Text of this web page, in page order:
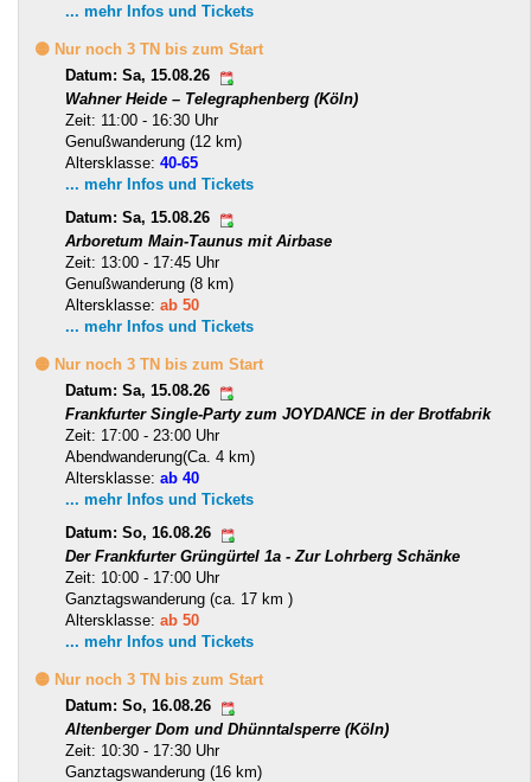
... mehr Infos und Tickets
🟡 Nur noch 3 TN bis zum Start
Datum: Sa, 15.08.26
Wahner Heide – Telegraphenberg (Köln)
Zeit: 11:00 - 16:30 Uhr
Genußwanderung (12 km)
Altersklasse: 40-65
... mehr Infos und Tickets
Datum: Sa, 15.08.26
Arboretum Main-Taunus mit Airbase
Zeit: 13:00 - 17:45 Uhr
Genußwanderung (8 km)
Altersklasse: ab 50
... mehr Infos und Tickets
🟡 Nur noch 3 TN bis zum Start
Datum: Sa, 15.08.26
Frankfurter Single-Party zum JOYDANCE in der Brotfabrik
Zeit: 17:00 - 23:00 Uhr
Abendwanderung(Ca. 4 km)
Altersklasse: ab 40
... mehr Infos und Tickets
Datum: So, 16.08.26
Der Frankfurter Grüngürtel 1a - Zur Lohrberg Schänke
Zeit: 10:00 - 17:00 Uhr
Ganztagswanderung (ca. 17 km )
Altersklasse: ab 50
... mehr Infos und Tickets
🟡 Nur noch 3 TN bis zum Start
Datum: So, 16.08.26
Altenberger Dom und Dhünntalsperre (Köln)
Zeit: 10:30 - 17:30 Uhr
Ganztagswanderung (16 km)